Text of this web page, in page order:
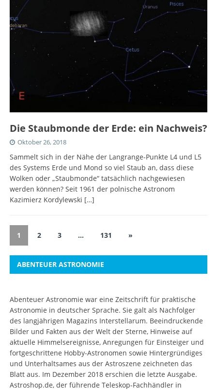
Die Staubmonde der Erde: ein Nachweis?
Oktober 26, 2018
Sammelt sich in der Nähe der Langrange-Punkte L4 und L5
des Systems Erde und Mond so viel Staub an, dass diese
Wolken oder „Staubmonde“ tatsächlich nachgewiesen
werden können? Seit 1961 der polnische Astronom
Kazimierz Kordylewski […]
1 2 3 … 131 »
ABENTEUER ASTRONOMIE
Abenteuer Astronomie war eine Zeitschrift für praktische
Astronomie in deutscher Sprache. Sie galt als Nachfolger
des langjährigen Magazins Interstellarum. Beeindruckende
Bilder und Fakten aus der Welt der Sterne, Hinweise auf
aktuelle Himmelsereignisse, Anregungen für Einsteiger und
fortgeschrittene Hobby-Astronomen sowie Hintergründiges
und Unterhaltsames aus der Astroszene zeichneten das
Blatt aus. Im Dezember 2018 erschien die letzte Ausgabe.
Astroshop.de, der führende Teleskop-Fachhändler in